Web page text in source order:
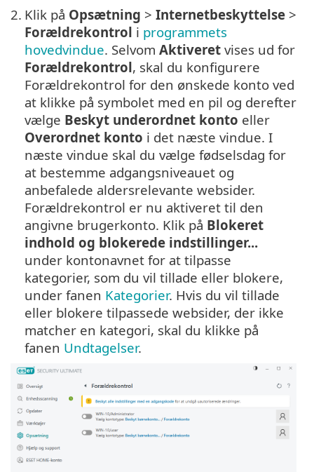
2. Klik på Opsætning > Internetbeskyttelse >
Forældrekontrol i programmets
hovedvindue. Selvom Aktiveret vises ud for
Forældrekontrol, skal du konfigurere
Forældrekontrol for den ønskede konto ved
at klikke på symbolet med en pil og derefter
vælge Beskyt underordnet konto eller
Overordnet konto i det næste vindue. I
næste vindue skal du vælge fødselsdag for
at bestemme adgangsniveauet og
anbefalede aldersrelevante websider.
Forældrekontrol er nu aktiveret til den
angivne brugerkonto. Klik på Blokeret
indhold og blokerede indstillinger...
under kontonavnet for at tilpasse
kategorier, som du vil tillade eller blokere,
under fanen Kategorier. Hvis du vil tillade
eller blokere tilpassede websider, der ikke
matcher en kategori, skal du klikke på
fanen Undtagelser.